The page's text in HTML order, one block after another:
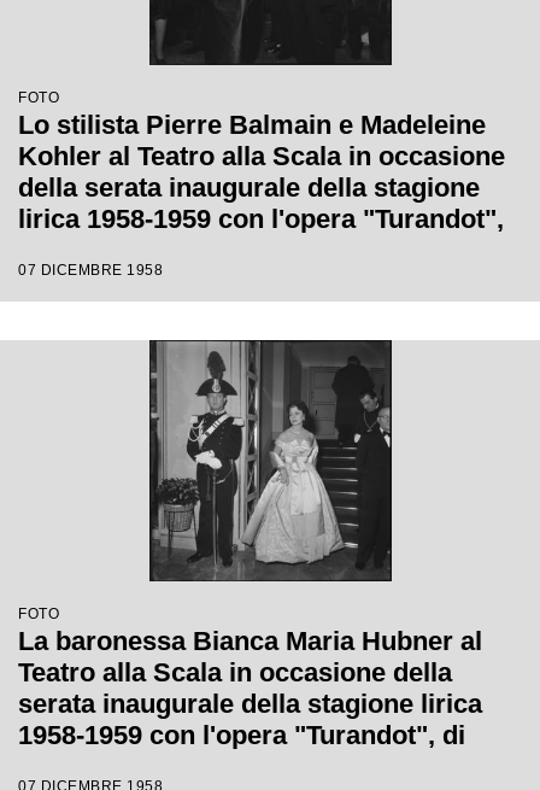
FOTO
Lo stilista Pierre Balmain e Madeleine
Kohler al Teatro alla Scala in occasione
della serata inaugurale della stagione
lirica 1958-1959 con l'opera "Turandot",
Votto con la regia di Margherita
07 DICEMBRE 1958
FOTO
La baronessa Bianca Maria Hubner al
Teatro alla Scala in occasione della
serata inaugurale della stagione lirica
1958-1959 con l'opera "Turandot", di
07 DICEMBRE 1958